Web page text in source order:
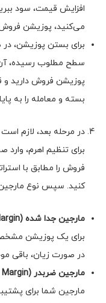
افزایش قیمت، سود
می‌کنید، پوزیشن فروش
برای بستن پوزیشن،
سطح مطلوب رسیده، آن
پوزیشن فروش دارید
بسته و معامله را به
در مرحله بعد، لازم
برای تنظیم اهرم،
فروش را مطابق با
کنید. سپس نوع مارجین
مارجین جدا شده (
برای یک پوزیشن مشخص
در صورت زیان، باقی
مارجین ضربدر (
مارجین شما برای